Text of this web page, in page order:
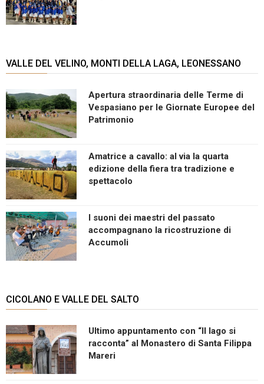
VALLE DEL VELINO, MONTI DELLA LAGA, LEONESSANO
Apertura straordinaria delle Terme di
Vespasiano per le Giornate Europee del
Patrimonio
Amatrice a cavallo: al via la quarta
edizione della fiera tra tradizione e
spettacolo
I suoni dei maestri del passato
accompagnano la ricostruzione di
Accumoli
CICOLANO E VALLE DEL SALTO
Ultimo appuntamento con “Il lago si
racconta” al Monastero di Santa Filippa
Mareri